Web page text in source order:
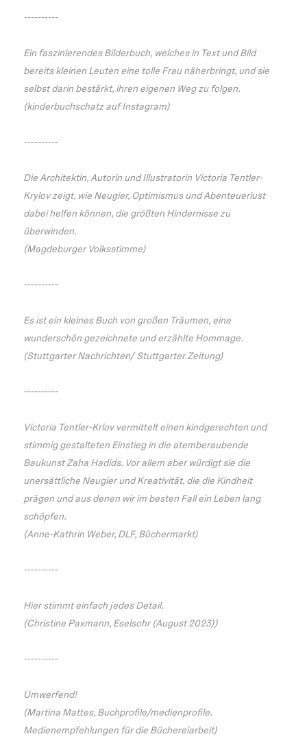
----------
Ein faszinierendes Bilderbuch, welches in Text und Bild
bereits kleinen Leuten eine tolle Frau näherbringt, und sie
selbst darin bestärkt, ihren eigenen Weg zu folgen.
(kinderbuchschatz auf Instagram)
----------
Die Architektin, Autorin und Illustratorin Victoria Tentler-
Krylov zeigt, wie Neugier, Optimismus und Abenteuerlust
dabei helfen können, die größten Hindernisse zu
überwinden.
(Magdeburger Volksstimme)
----------
Es ist ein kleines Buch von großen Träumen, eine
wunderschön gezeichnete und erzählte Hommage.
(Stuttgarter Nachrichten/ Stuttgarter Zeitung)
----------
Victoria Tentler-Krlov vermittelt einen kindgerechten und
stimmig gestalteten Einstieg in die atemberaubende
Baukunst Zaha Hadids. Vor allem aber würdigt sie die
unersättliche Neugier und Kreativität, die die Kindheit
prägen und aus denen wir im besten Fall ein Leben lang
schöpfen.
(Anne-Kathrin Weber, DLF, Büchermarkt)
----------
Hier stimmt einfach jedes Detail.
(Christine Paxmann, Eselsohr (August 2023))
----------
Umwerfend!
(Martina Mattes, Buchprofile/medienprofile.
Medienempfehlungen für die Büchereiarbeit)